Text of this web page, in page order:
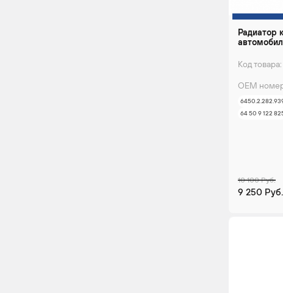
Радиатор
Код товара:
ОЕМ
64 50 9 122
10 100 Руб.
9 250 Руб.